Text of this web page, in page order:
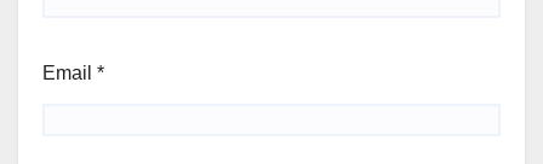
Email *